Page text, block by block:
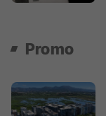
Promo